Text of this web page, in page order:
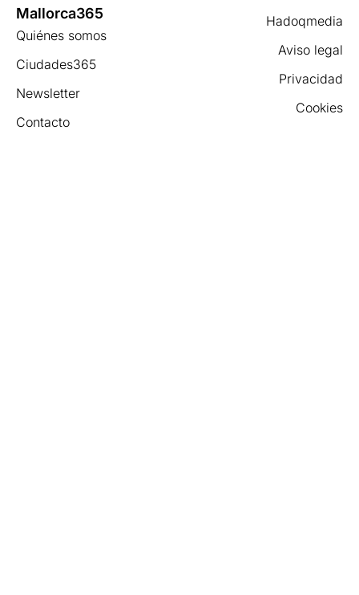
Hadoqmedia
Aviso legal
Privacidad
Cookies
Mallorca365
Quiénes somos
Ciudades365
Newsletter
Contacto